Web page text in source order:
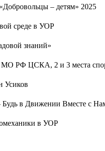
– детям» 2025
среде в УОР
знаний»
МО РФ ЦСКА, 2 и 3 места
Усиков
в Движении Вместе с
в УОР